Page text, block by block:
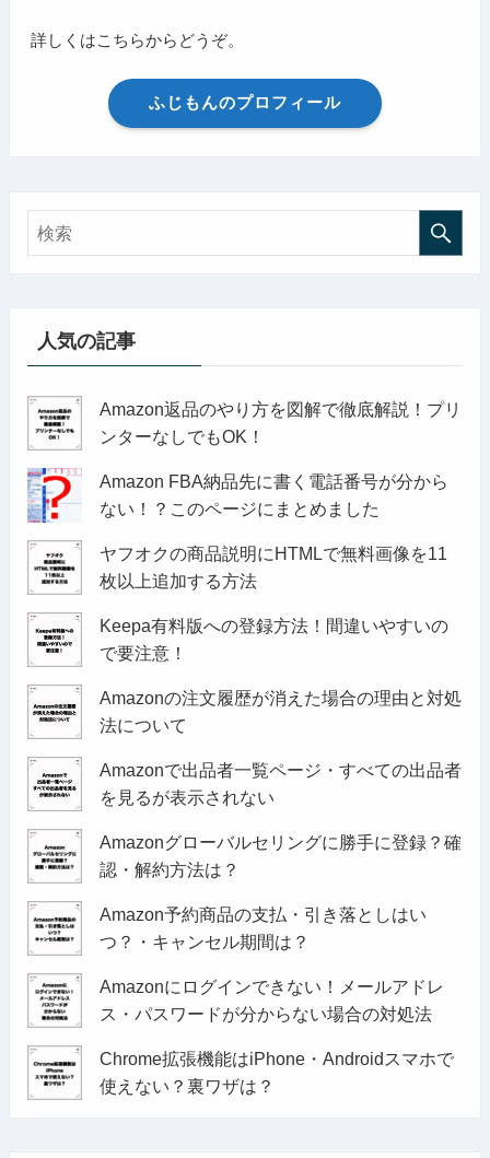
詳しくはこちらからどうぞ。
ふじもんのプロフィール
人気の記事
Amazon返品のやり方を図解で徹底解説！プリ
ンターなしでもOK！
Amazon FBA納品先に書く電話番号が分から
ない！？このページにまとめました
ヤフオクの商品説明にHTMLで無料画像を11
枚以上追加する方法
Keepa有料版への登録方法！間違いやすいの
で要注意！
Amazonの注文履歴が消えた場合の理由と対処
法について
Amazonで出品者一覧ページ・すべての出品者
を見るが表示されない
Amazonグローバルセリングに勝手に登録？確
認・解約方法は？
Amazon予約商品の支払・引き落としはい
つ？・キャンセル期間は？
Amazonにログインできない！メールアドレ
ス・パスワードが分からない場合の対処法
Chrome拡張機能はiPhone・Androidスマホで
使えない？裏ワザは？